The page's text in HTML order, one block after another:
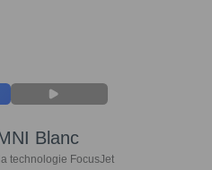
Blanc
technologie FocusJet